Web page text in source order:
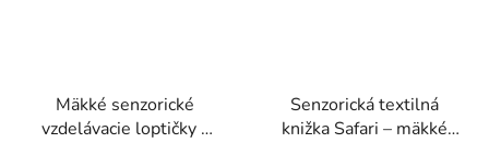
Mäkké senzorické
vzdelávacie loptičky –
Senzorická textilná
knižka Safari – mäkké